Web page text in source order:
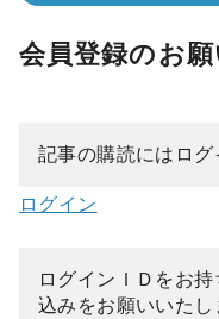
会員登録のお
記事の購読にはログ
ログイン
ログインＩＤをお
込みをお願いいたし